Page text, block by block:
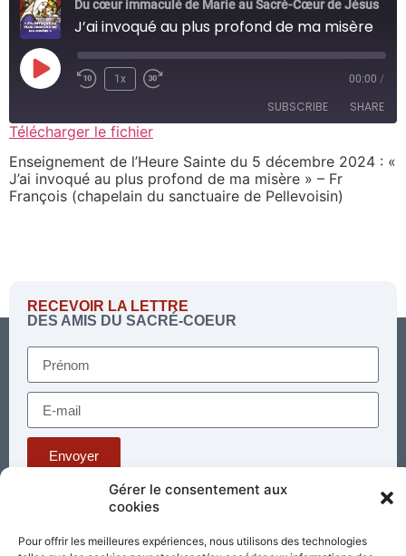
Gérer le consentement aux
cookies
Pour offrir les meilleures expériences, nous utilisons des technologies
Du cœur immaculé de Marie au Sacré-Cœur de Jésus
J’ai invoqué au plus profond de ma misère
1x 00:00 /
SUBSCRIBE SHARE
RSS FEED
SHARE
LINK
Télécharger le fichier
Enseignement de l’Heure Sainte du 5 décembre 2024 : «
J’ai invoqué au plus profond de ma misère » – Fr
François (chapelain du sanctuaire de Pellevoisin)
RECEVOIR LA LETTRE
DES AMIS DU SACRÉ-COEUR
Envoyer
E-mail :